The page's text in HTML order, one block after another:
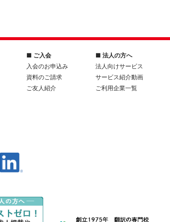
■ ご入会
入会のお申込み
資料のご請求
ご友人紹介
■ 法人の方へ
法人向けサービス
サービス紹介動画
ご利用企業一覧